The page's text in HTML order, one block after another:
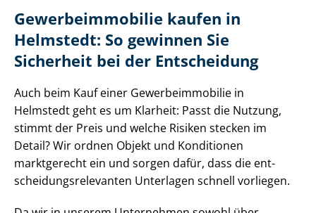
Ge­wer­be­im­mo­bi­lie kaufen in
Helmstedt: So gewinnen Sie
Sicherheit bei der Entscheidung
Auch beim Kauf einer Ge­wer­be­im­mo­bi­lie in
Helmstedt geht es um Klarheit: Passt die Nutzung,
stimmt der Preis und welche Risiken stecken im
Detail? Wir ordnen Objekt und Konditionen
marktgerecht ein und sorgen dafür, dass die ent­
schei­dungs­re­le­van­ten Unterlagen schnell vorliegen.